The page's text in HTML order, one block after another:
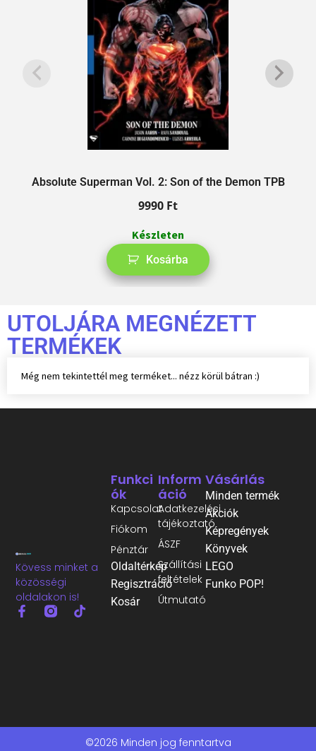
Absolute Superman Vol. 2: Son of the Demon TPB
9990 Ft
Készleten
Kosárba
UTOLJÁRA MEGNÉZETT
TERMÉKEK
Még nem tekintettél meg terméket... nézz körül bátran :)
Kövess minket a
közösségi
oldalakon is!
Inform
Áció
Adatkezelési
tájékoztató
ÁSZF
Szállítási
feltételek
Útmutató
Funkci
Ók
Kapcsolat
Fiókom
Pénztár
Oldaltérkép
Regisztráció
Kosár
Vásárlás
Minden termék
Akciók
Képregények
Könyvek
LEGO
Funko POP!
©2026 Minden jog fenntartva